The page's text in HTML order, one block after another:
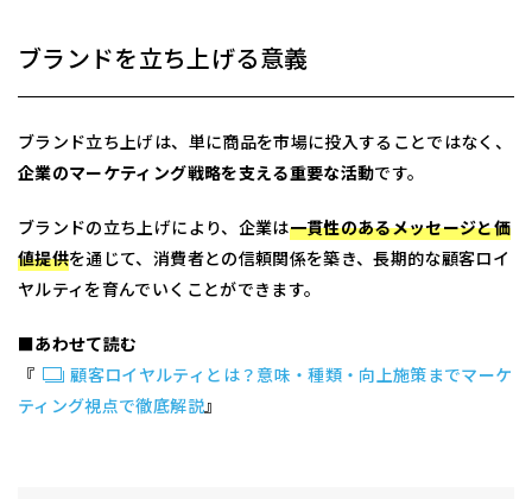
ブランドを立ち上げる意義
ブランド立ち上げは、単に商品を市場に投入することではなく、
企業のマーケティング戦略を支える重要な活動です。
ブランドの立ち上げにより、企業は一貫性のあるメッセージと価
値提供を通じて、消費者との信頼関係を築き、長期的な顧客ロイ
ヤルティを育んでいくことができます。
■あわせて読む
『
顧客ロイヤルティとは？意味・種類・向上施策までマーケ
ティング視点で徹底解説』